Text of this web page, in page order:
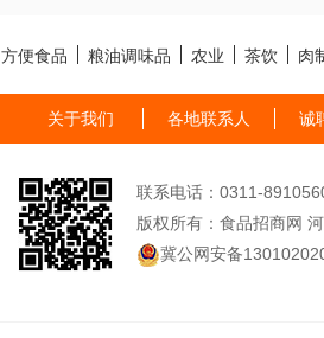
方便食品 粮油调味品 农业 茶饮 肉
关于我们 各地联系人 诚
联系电话：0311-
版权所有：食品招商网
冀公网安备